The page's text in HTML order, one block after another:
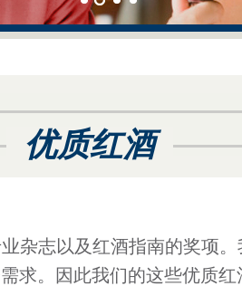
优质红酒
杂志以及红酒指南的奖项
求。因此我们的这些优质